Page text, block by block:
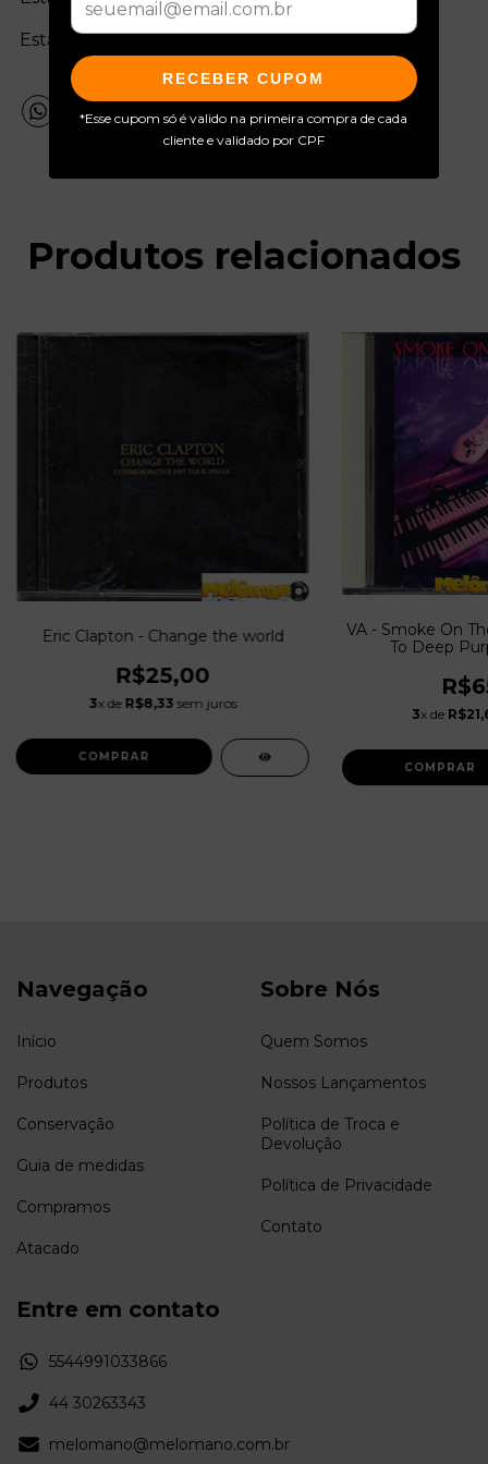
RECEBER CUPOM
*Esse cupom só é valido na primeira compra de cada
cliente e validado por CPF
Estado da capa:
Produtos relacionados
Eric Clapton - Change the world
R$25,00
3x de R$8,33 sem juros
VA - Smoke On
To Deep
3x de
Navegação
Início
Produtos
Conservação
Guia de medidas
Compramos
Atacado
Sobre Nós
Quem Somos
Nossos Lançamentos
Política de Troca e
Devolução
Política de Privacidade
Contato
Entre em contato
5544991033866
44 30263343
melomano@melomano.com.br